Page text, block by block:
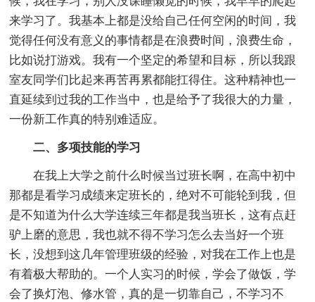
来学习了。我基本上都是没给自己任何空闲的时间，我
觉得任何没有意义的事情都是在浪费时间，浪费生命，
比如说打游戏。我有一个坚定的希望和目标，所以我跟
室友同学们比起来再苦再累都能扛得住。这种精神也一
直延续到过我的工作当中，也是给予了我很大的力量，
一份新工作真的特别难适应。
二、多项技能的学习
在我上大学之前什么时候当过班长啊，在高中初中
那都是看学习成绩来定班长的，绝对不可能轮到我，但
是不知道为什么大学连续三年都是我当班长，这有点赶
驴上磨的意思，我也就不得不学习怎么去当好一个班
长，没想到这几年管理班级的经验，对我在工作上也是
有着极大帮助的。一个人实习的时候，学会了做饭，学
会了换灯泡、修水管，真的是一切靠自己，不学习不